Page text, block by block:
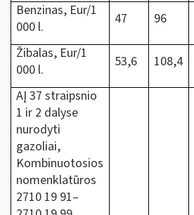
Benzinas, Eur/1
000 l.
47 96
Žibalas, Eur/1
000 l.
53,6 108,4
AĮ 37 straipsnio
1 ir 2 dalyse
nurodyti
gazoliai,
Kombinuotosios
nomenklatūros
2710 19 91‒